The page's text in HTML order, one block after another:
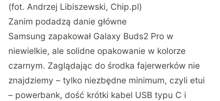
(fot. Andrzej Libiszewski, Chip.pl)
Zanim podadzą danie główne
Samsung zapakował Galaxy Buds2 Pro w
niewielkie, ale solidne opakowanie w kolorze
czarnym. Zaglądając do środka fajerwerków nie
znajdziemy – tylko niezbędne minimum, czyli etui
– powerbank, dość krótki kabel USB typu C i